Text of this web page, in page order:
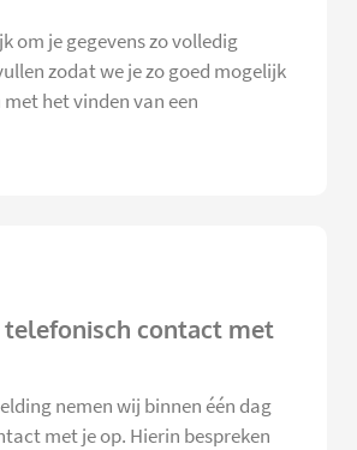
om je gegevens zo volledig
zodat we je zo goed mogelijk
het vinden van een
telefonisch contact met
nemen wij binnen één dag
met je op. Hierin bespreken